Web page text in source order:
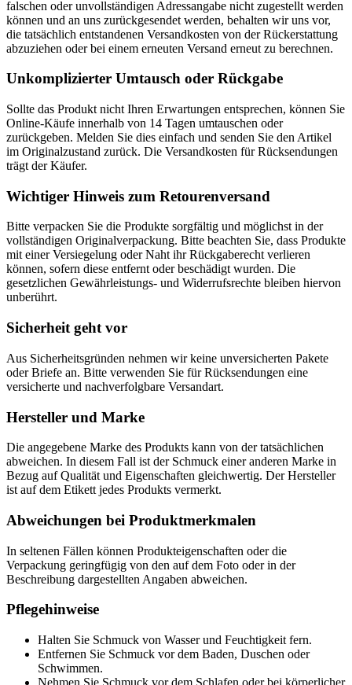
falschen oder unvollständigen Adressangabe nicht zugestellt werden
können und an uns zurückgesendet werden, behalten wir uns vor,
die tatsächlich entstandenen Versandkosten von der Rückerstattung
abzuziehen oder bei einem erneuten Versand erneut zu berechnen.
Unkomplizierter Umtausch oder Rückgabe
Sollte das Produkt nicht Ihren Erwartungen entsprechen, können Sie
Online-Käufe innerhalb von 14 Tagen umtauschen oder
zurückgeben. Melden Sie dies einfach und senden Sie den Artikel
im Originalzustand zurück. Die Versandkosten für Rücksendungen
trägt der Käufer.
Wichtiger Hinweis zum Retourenversand
Bitte verpacken Sie die Produkte sorgfältig und möglichst in der
vollständigen Originalverpackung. Bitte beachten Sie, dass Produkte
mit einer Versiegelung oder Naht ihr Rückgaberecht verlieren
können, sofern diese entfernt oder beschädigt wurden. Die
gesetzlichen Gewährleistungs- und Widerrufsrechte bleiben hiervon
unberührt.
Sicherheit geht vor
Aus Sicherheitsgründen nehmen wir keine unversicherten Pakete
oder Briefe an. Bitte verwenden Sie für Rücksendungen eine
versicherte und nachverfolgbare Versandart.
Hersteller und Marke
Die angegebene Marke des Produkts kann von der tatsächlichen
abweichen. In diesem Fall ist der Schmuck einer anderen Marke in
Bezug auf Qualität und Eigenschaften gleichwertig. Der Hersteller
ist auf dem Etikett jedes Produkts vermerkt.
Abweichungen bei Produktmerkmalen
In seltenen Fällen können Produkteigenschaften oder die
Verpackung geringfügig von den auf dem Foto oder in der
Beschreibung dargestellten Angaben abweichen.
Pflegehinweise
Halten Sie Schmuck von Wasser und Feuchtigkeit fern.
Entfernen Sie Schmuck vor dem Baden, Duschen oder
Schwimmen.